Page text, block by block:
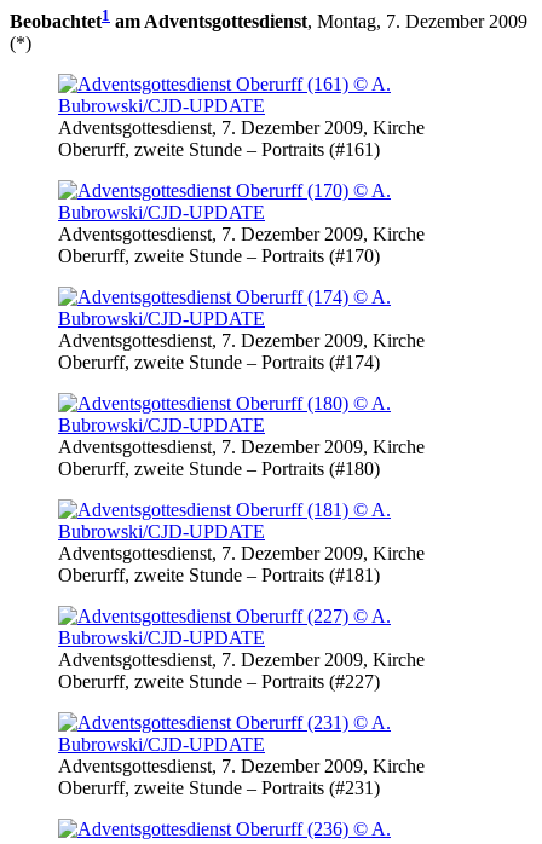
Beobachtet1 am Adventsgottesdienst, Montag, 7. Dezember 2009
(*)
Adventsgottesdienst, 7. Dezember 2009, Kirche
Oberurff, zweite Stunde – Portraits (#161)
Adventsgottesdienst, 7. Dezember 2009, Kirche
Oberurff, zweite Stunde – Portraits (#170)
Adventsgottesdienst, 7. Dezember 2009, Kirche
Oberurff, zweite Stunde – Portraits (#174)
Adventsgottesdienst, 7. Dezember 2009, Kirche
Oberurff, zweite Stunde – Portraits (#180)
Adventsgottesdienst, 7. Dezember 2009, Kirche
Oberurff, zweite Stunde – Portraits (#181)
Adventsgottesdienst, 7. Dezember 2009, Kirche
Oberurff, zweite Stunde – Portraits (#227)
Adventsgottesdienst, 7. Dezember 2009, Kirche
Oberurff, zweite Stunde – Portraits (#231)